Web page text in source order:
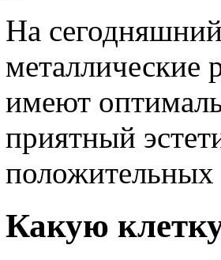
На
металлические
имеют
приятный
положительных
Какую